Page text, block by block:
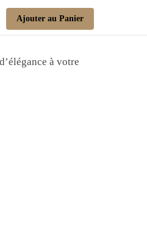
Ajouter au Panier
à votre